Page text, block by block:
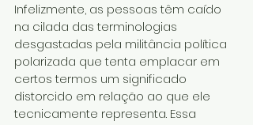
Infelizmente, as pessoas têm caído
na cilada das terminologias
desgastadas pela militância política
polarizada que tenta emplacar em
certos termos um significado
distorcido em relação ao que ele
tecnicamente representa. Essa